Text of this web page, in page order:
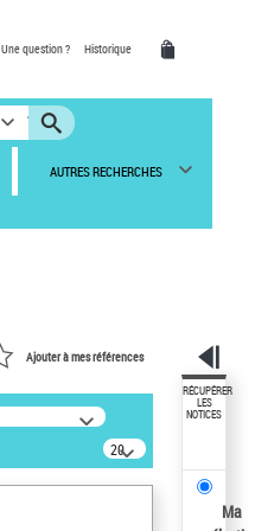
Une question ? Historique
AUTRES RECHERCHES
Ajouter à mes références
20
résultats/page
RÉCUPÉRER
LES
NOTICES
Ma